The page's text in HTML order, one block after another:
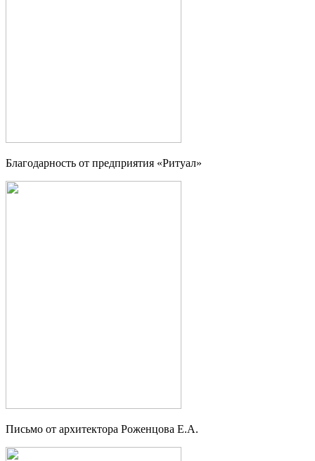
Благодарность от предприятия «Ритуал»
Письмо от архитектора Роженцова Е.А.